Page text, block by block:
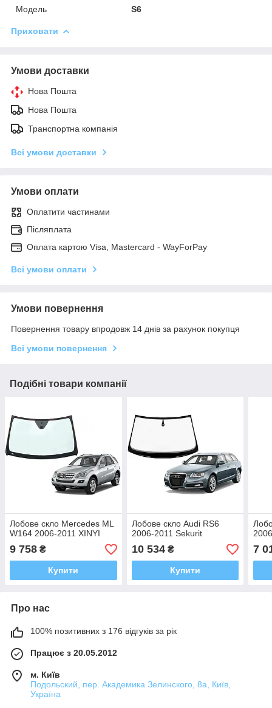
Модель
S6
Приховати
Умови доставки
Нова Пошта
Нова Пошта
Транспортна компанія
Всі умови доставки
Умови оплати
Оплатити частинами
Післяплата
Оплата картою Visa, Mastercard - WayForPay
Всі умови оплати
Умови повернення
Повернення товару впродовж 14 днів за рахунок покупця
Всі умови повернення
Подібні товари компанії
Лобове скло Mercedes ML
W164 2006-2011 XINYI
9 758 ₴
Купити
Лобове скло Audi RS6
2006-2011 Sekurit
10 534₴
Купити
7
Про нас
100% позитивних з 176 відгуків за рік
Працює з 20.05.2012
м. Київ
Подольский, пер. Академика Зелинского, 8а, Київ,
Україна